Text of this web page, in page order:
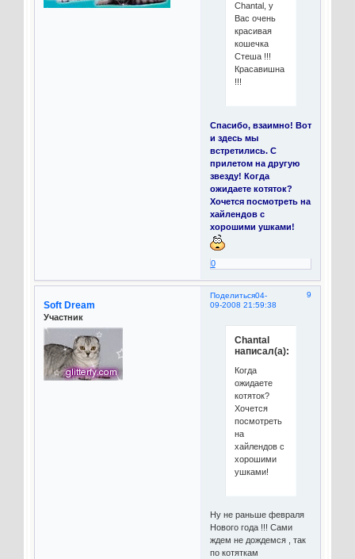
Chantal, у
Вас очень
красивая
кошечка
Стеша !!!
Красавишна
!!!
Спасибо, взаимно! Вот
и здесь мы
встретились. С
прилетом на другую
звезду! Когда
ожидаете котяток?
Хочется посмотреть на
хайлендов с
хорошими ушками!
0
Поделиться 9
04-
09-2008 21:59:38
Soft Dream
Участник
Chantal
написал(а):
Когда
ожидаете
котяток?
Хочется
посмотреть
на
хайлендов с
хорошими
ушками!
Ну не раньше февраля
Нового года !!! Сами
ждем не дождемся , так
по котяткам